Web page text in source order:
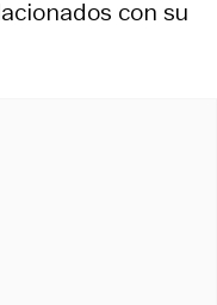
con su